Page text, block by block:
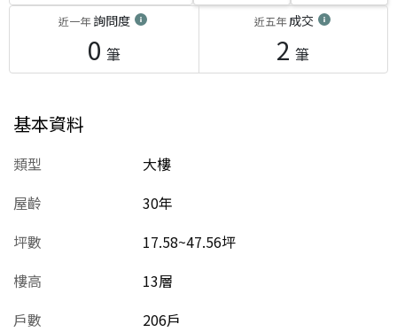
近一年詢問度
0 筆
近五年成交
2 筆
基本資料
類型
大樓
屋齡
30年
坪數
17.58~47.56坪
樓高
13層
戶數
206戶